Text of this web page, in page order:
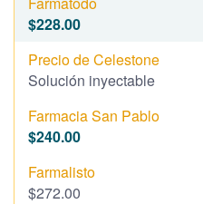
$228.00
Solución inyectable
$240.00
$272.00